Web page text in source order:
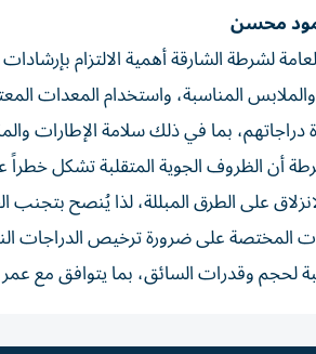
محسن
لشرطة الشارقة أهمية الالتزام
والملابس المناسبة، واستخدام المعدات
دراجاتهم، بما في ذلك سلامة الإطارات
أن الظروف الجوية المتقلبة تشكل
على الطرق المبللة، لذا يُنصح
على ضرورة ترخيص الدراجات
لحجم وقدرات السائق، بما يتوافق مع